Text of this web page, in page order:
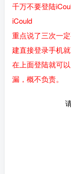
千万不要登陆
iCould
重点说了三次一
建直接登录手机
在上面登陆就可
漏，概不负责。